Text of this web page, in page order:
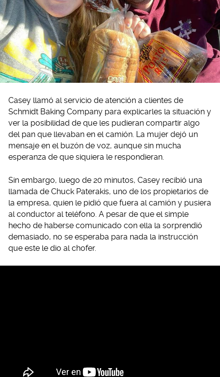
Casey llamó al servicio de atención a clientes de
Schmidt Baking Company para explicarles la situación y
ver la posibilidad de que les pudieran compartir algo
del pan que llevaban en el camión. La mujer dejó un
mensaje en el buzón de voz, aunque sin mucha
esperanza de que siquiera le respondieran.
Sin embargo, luego de 20 minutos, Casey recibió una
llamada de Chuck Paterakis, uno de los propietarios de
la empresa, quien le pidió que fuera al camión y pusiera
al conductor al teléfono. A pesar de que el simple
hecho de haberse comunicado con ella la sorprendió
demasiado, no se esperaba para nada la instrucción
que este le dio al chofer.